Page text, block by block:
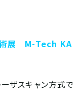
展 M-Tech KA
ザスキャン方式で